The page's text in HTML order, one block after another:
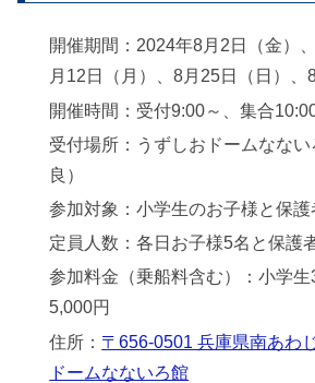
開催期間：2024年8月2日（金）
月12日（月）、8月25日（日）、
開催時間：受付9:00～、集合
受付場所：うずしおドームなな
良）
参加対象：小学生のお子様と保護
定員人数：各日お子様5名と保護
参加料金（乗船料含む）：小学生
5,000円
住所： 〒656-0501 兵庫県南あわ
ドームなないろ館